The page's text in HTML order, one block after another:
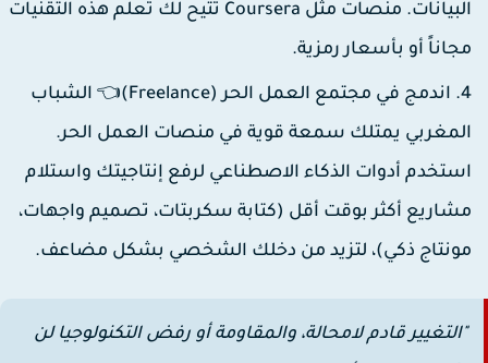
البيانات. منصات مثل Coursera تتيح لك تعلم هذه التقنيات
أو بأسعار رمزية.
اندمج في مجتمع العمل الحر (Freelance)👈 الشباب
يمتلك سمعة قوية في منصات العمل الحر.
أدوات الذكاء الاصطناعي لرفع إنتاجيتك واستلام
أكثر بوقت أقل (كتابة سكربتات، تصميم واجهات،
ذكي)، لتزيد من دخلك الشخصي بشكل مضاعف.
"التغيير قادم لامحالة، والمقاومة أو رفض التكنولوجيا لن